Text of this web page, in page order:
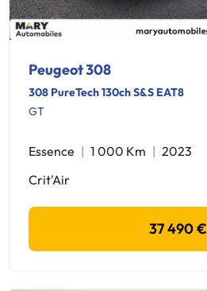
Peugeot 308
308 PureTech 130ch S&S EAT8
GT
Essence 1 000 Km
2023
Crit'Air
37 490 €